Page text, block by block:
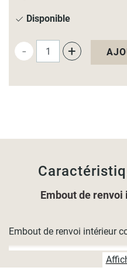
Disponible
- +
Embout de
Embout de renvoi intérieur